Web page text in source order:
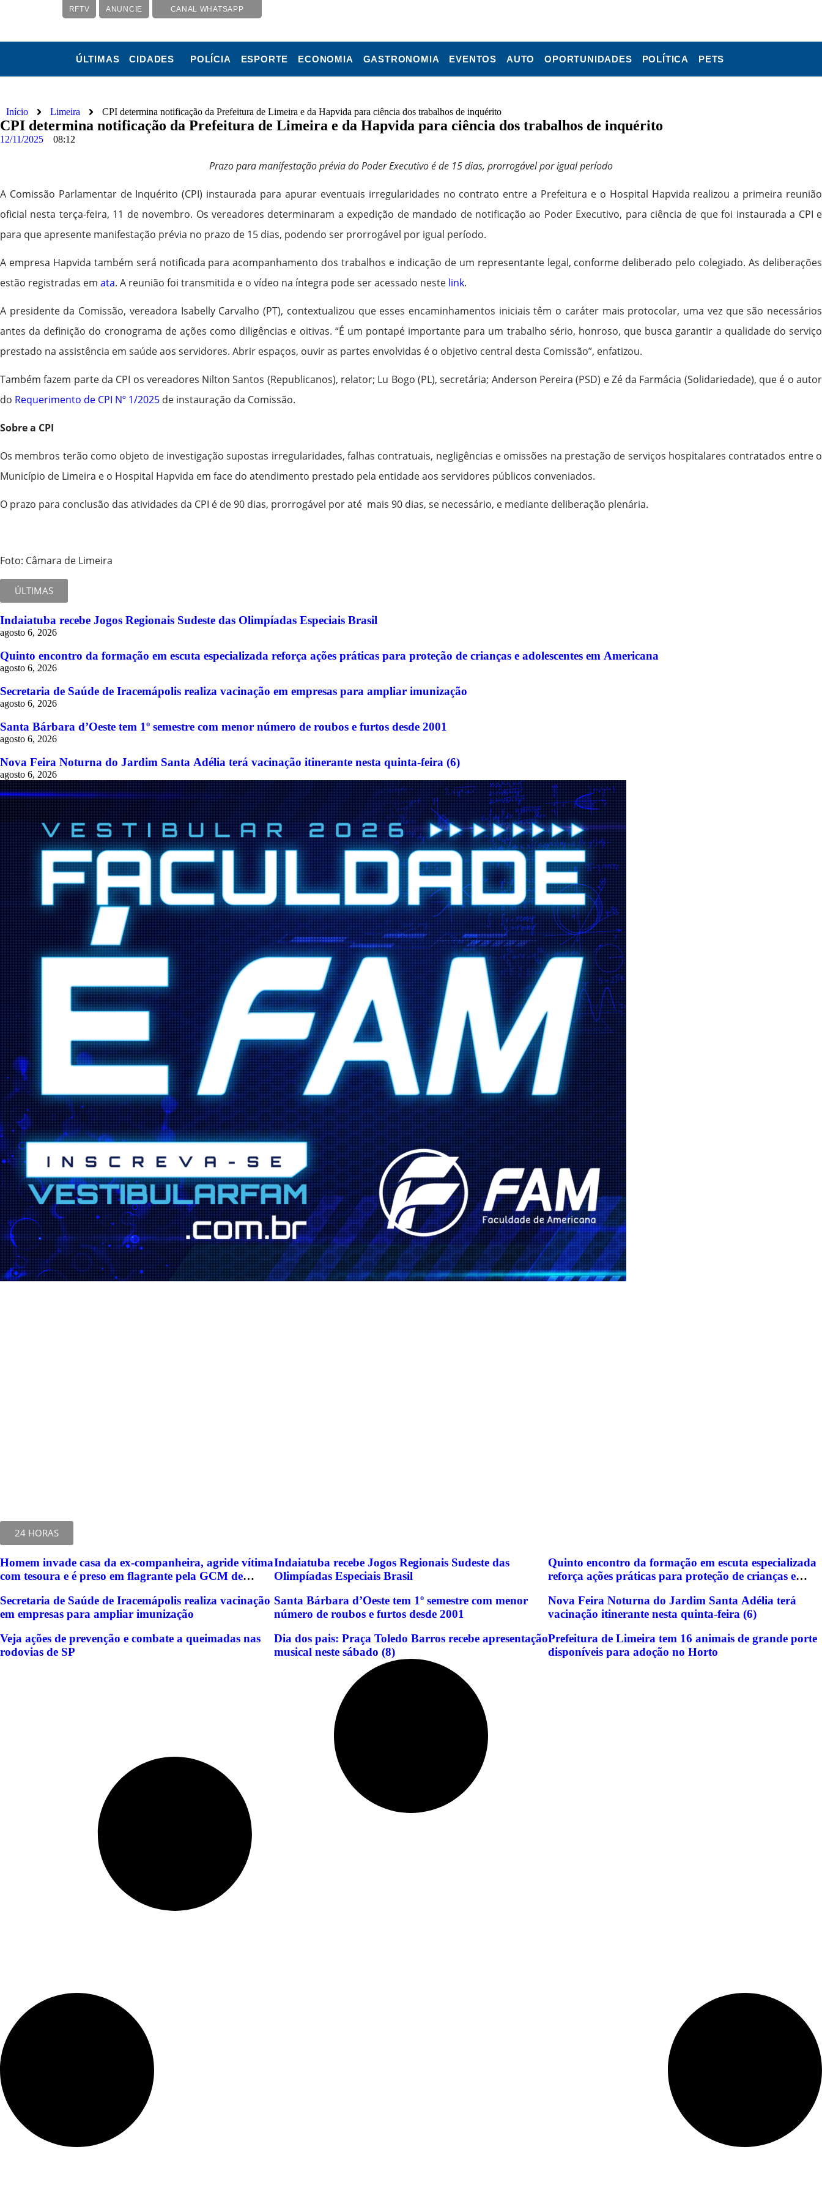
RFTV ANUNCIE CANAL WHATSAPP
ÚLTIMAS CIDADES POLÍCIA ESPORTE ECONOMIA GASTRONOMIA EVENTOS AUTO OPORTUNIDADES POLÍTICA PETS
Início Limeira CPI determina notificação da Prefeitura de Limeira e da Hapvida para ciência dos trabalhos de inquérito
CPI determina notificação da Prefeitura de Limeira e da Hapvida para ciência dos trabalhos de inquérito
12/11/2025 08:12
Prazo para manifestação prévia do Poder Executivo é de 15 dias, prorrogável por igual período
A Comissão Parlamentar de Inquérito (CPI) instaurada para apurar eventuais irregularidades no contrato entre a Prefeitura e o Hospital Hapvida realizou a primeira reunião
oficial nesta terça-feira, 11 de novembro. Os vereadores determinaram a expedição de mandado de notificação ao Poder Executivo, para ciência de que foi instaurada a CPI e
para que apresente manifestação prévia no prazo de 15 dias, podendo ser prorrogável por igual período.
A empresa Hapvida também será notificada para acompanhamento dos trabalhos e indicação de um representante legal, conforme deliberado pelo colegiado. As deliberações
estão registradas em ata. A reunião foi transmitida e o vídeo na íntegra pode ser acessado neste link.
A presidente da Comissão, vereadora Isabelly Carvalho (PT), contextualizou que esses encaminhamentos iniciais têm o caráter mais protocolar, uma vez que são necessários
antes da definição do cronograma de ações como diligências e oitivas. “É um pontapé importante para um trabalho sério, honroso, que busca garantir a qualidade do serviço
prestado na assistência em saúde aos servidores. Abrir espaços, ouvir as partes envolvidas é o objetivo central desta Comissão”, enfatizou.
Também fazem parte da CPI os vereadores Nilton Santos (Republicanos), relator; Lu Bogo (PL), secretária; Anderson Pereira (PSD) e Zé da Farmácia (Solidariedade), que é o autor
do Requerimento de CPI Nº 1/2025 de instauração da Comissão.
Sobre a CPI
Os membros terão como objeto de investigação supostas irregularidades, falhas contratuais, negligências e omissões na prestação de serviços hospitalares contratados entre o
Município de Limeira e o Hospital Hapvida em face do atendimento prestado pela entidade aos servidores públicos conveniados.
O prazo para conclusão das atividades da CPI é de 90 dias, prorrogável por até mais 90 dias, se necessário, e mediante deliberação plenária.
Foto: Câmara de Limeira
ÚLTIMAS
Indaiatuba recebe Jogos Regionais Sudeste das Olimpíadas Especiais Brasil
agosto 6, 2026
Quinto encontro da formação em escuta especializada reforça ações práticas para proteção de crianças e adolescentes em Americana
agosto 6, 2026
Secretaria de Saúde de Iracemápolis realiza vacinação em empresas para ampliar imunização
agosto 6, 2026
Santa Bárbara d’Oeste tem 1º semestre com menor número de roubos e furtos desde 2001
agosto 6, 2026
Nova Feira Noturna do Jardim Santa Adélia terá vacinação itinerante nesta quinta-feira (6)
agosto 6, 2026
24 HORAS
Homem invade casa da ex-companheira, agride vítima
com tesoura e é preso em flagrante pela GCM de
Indaiatuba recebe Jogos Regionais Sudeste das
Olimpíadas Especiais Brasil
Quinto encontro da formação em escuta especializada
reforça ações práticas para proteção de crianças e
Secretaria de Saúde de Iracemápolis realiza vacinação
em empresas para ampliar imunização
Santa Bárbara d’Oeste tem 1º semestre com menor
número de roubos e furtos desde 2001
Nova Feira Noturna do Jardim Santa Adélia terá
vacinação itinerante nesta quinta-feira (6)
Veja ações de prevenção e combate a queimadas nas
rodovias de SP
Dia dos pais: Praça Toledo Barros recebe apresentação
musical neste sábado (8)
Prefeitura de Limeira tem 16 animais de grande porte
disponíveis para adoção no Horto